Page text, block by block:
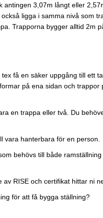
3,07m långt eller
ligga i samma nivå som
Trapporna bygger alltid 2m
få en säker uppgång till ett
på ena sidan och
en trappa eller två. Du
vara hanterbara för en person.
behövs till både
RISE och certifikat hittar ni
för att få bygga ställning?